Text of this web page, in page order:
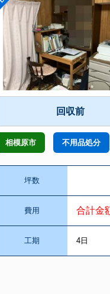
回収前
相模原市 不用品処分
坪数
費用 合計金
工期 4日